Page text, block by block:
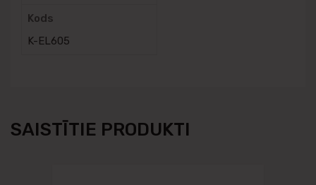
Kods
K-EL605
SAISTĪTIE PRODUKTI